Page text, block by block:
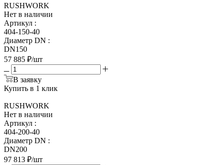
RUSHWORK
Нет в наличии
Артикул :
404-150-40
Диаметр DN :
DN150
57 885 ₽/шт
В заявку
Купить в 1 клик
RUSHWORK
Нет в наличии
Артикул :
404-200-40
Диаметр DN :
DN200
97 813 ₽/шт